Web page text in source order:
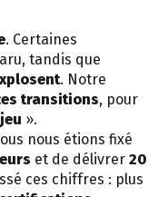
. Certaines
tandis que
. Notre
transitions, pour
».
nous étions fixé
et de délivrer 20
ces chiffres : plus